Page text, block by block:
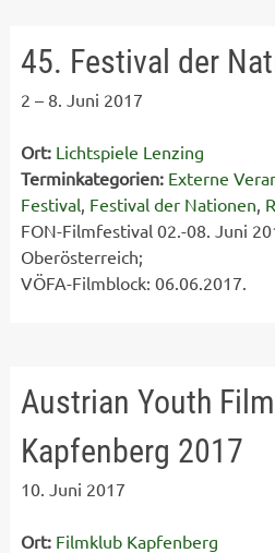
45. Festival der
2 – 8. Juni 2017
Ort: Lichtspiele Lenzing
Terminkategorien: Externe
Festival, Festival der Nationen,
FON-Filmfestival 02.-08. Juni
Oberösterreich;
VÖFA-Filmblock: 06.06.2017.
Austrian Youth
Kapfenberg 2017
10. Juni 2017
Ort: Filmklub Kapfenberg